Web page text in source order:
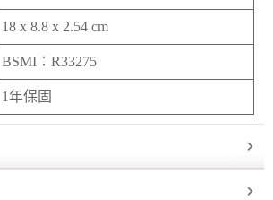
18 x 8.8 x 2.54 cm
BSMI：R33275
1年保固